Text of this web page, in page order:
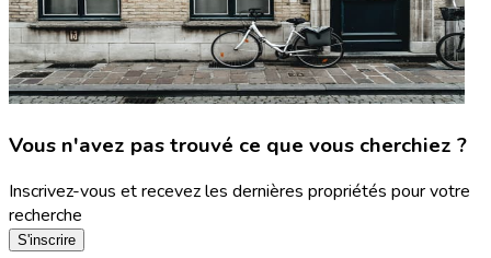
Vous n'avez pas trouvé ce que vous cherchiez ?
Inscrivez-vous et recevez les dernières propriétés pour votre
recherche
S'inscrire